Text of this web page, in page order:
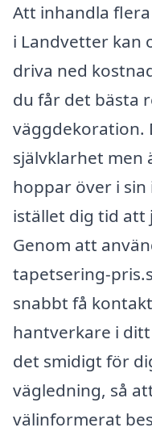
Att inhandla
i Landvetter kan
driva ned
du får det bästa
väggdekoration.
självklarhet men
hoppar över i sin
istället dig tid att
Genom att
tapetsering-
snabbt få
hantverkare i
det smidigt för
vägledning, så
välinformerat